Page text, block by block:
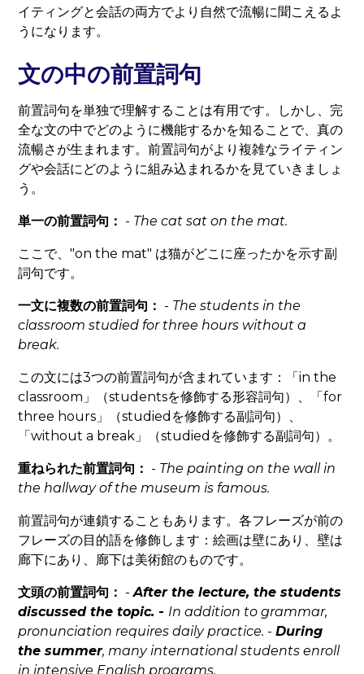
イティングと会話の両方でより自然で流暢に聞こえるよ
うになります。
文の中の前置詞句
前置詞句を単独で理解することは有用です。しかし、完
全な文の中でどのように機能するかを知ることで、真の
流暢さが生まれます。前置詞句がより複雑なライティン
グや会話にどのように組み込まれるかを見ていきましょ
う。
単一の前置詞句： - The cat saton the mat.
ここで、"on the mat" は猫がどこに座ったかを示す副
詞句です。
一文に複数の前置詞句： - The studentsin the
classroom studied for three hours without a
break.
この文には3つの前置詞句が含まれています：「in the
classroom」（studentsを修飾する形容詞句）、「for
three hours」（studiedを修飾する副詞句）、
「without a break」（studiedを修飾する副詞句）。
重ねられた前置詞句： - The paintingon the wall in
the hallway of the museum is famous.
前置詞句が連鎖することもあります。各フレーズが前の
フレーズの目的語を修飾します：絵画は壁にあり、壁は
廊下にあり、廊下は美術館のものです。
文頭の前置詞句： -After the lecture, the students
discussed the topic. - In addition to grammar,
pronunciation requires daily practice. -During
the summer, many international students enroll
in intensive English programs.